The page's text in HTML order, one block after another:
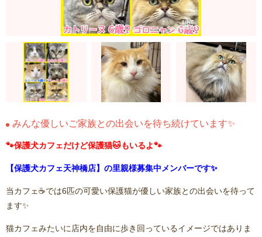
みんな優しいご家族との出会いを待ち続けています✨
🐾保護犬カフェだけど保護猫🐱もいるよ🐾
【保護犬カフェ天神橋店】の里親様募集中メンバーです✨
当カフェ☕️では6匹の可愛い保護猫が優しい家族との出会いを待って
ます✨
猫カフェみたいに店内を自由に歩き回っているイメージではありま